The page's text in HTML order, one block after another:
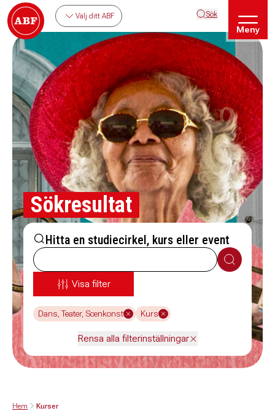
Välj ditt ABF Sök
Meny
Sökresultat
Hitta en studiecirkel, kurs eller event
Sök
Visa filter
Dans, Teater, Scenkonst Kurs
Rensa alla filterinställningar
Hem Kurser